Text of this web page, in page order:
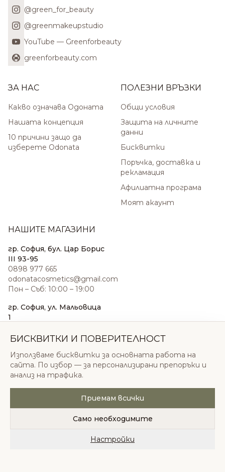
@green_for_beauty
@greenmakeupstudio
YouTube — Greenforbeauty
greenforbeauty.com
ЗА НАС
Какво означава Одоната
Нашата концепция
10 причини защо да
изберете Odonata
ПОЛЕЗНИ ВРЪЗКИ
Общи условия
Защита на личните
данни
Бисквитки
Поръчка, доставка и
рекламация
Афилиатна програма
Моят акаунт
НАШИТЕ МАГАЗИНИ
гр. София, бул. Цар Борис
III 93-95
0898 977 665
odonatacosmetics@gmail.com
Пон – Съб: 10:00 – 19:00
гр. София, ул. Мальовица
1
sales@odonatacosmetics.com
Нед: 11:00 – 18:00
© 2026 Одоната Козметикс ООД. Всички права
запазени.
Политика за поверителностОбщи условия
БИСКВИТКИ И ПОВЕРИТЕЛНОСТ
Използваме бисквитки за основната работа на
сайта. По избор — за персонализирани препоръки и
анализ на трафика.
Приемам всички
Само необходимите
Настройки